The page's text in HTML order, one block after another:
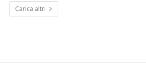
Carica altri